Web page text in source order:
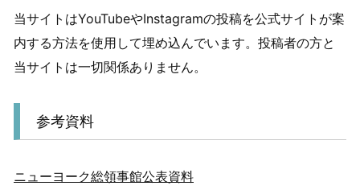
当サイトはYouTubeやInstagramの投稿を公式サイトが案
内する方法を使用して埋め込んでいます。投稿者の方と
当サイトは一切関係ありません。
参考資料
ニューヨーク総領事館公表資料